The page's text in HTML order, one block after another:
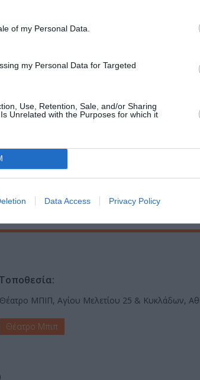
of my Personal Data.
my Personal Data for Targeted
Use, Retention, Sale, and/or Sharing
Unrelated with the Purposes for which it
Data Access Privacy Policy
Τοποθεσία:
Θέατρο ΜΠΙΠ, Αγίου Μελετίου 25 & Κυκλάδων,
Θέατρο Μπιπ